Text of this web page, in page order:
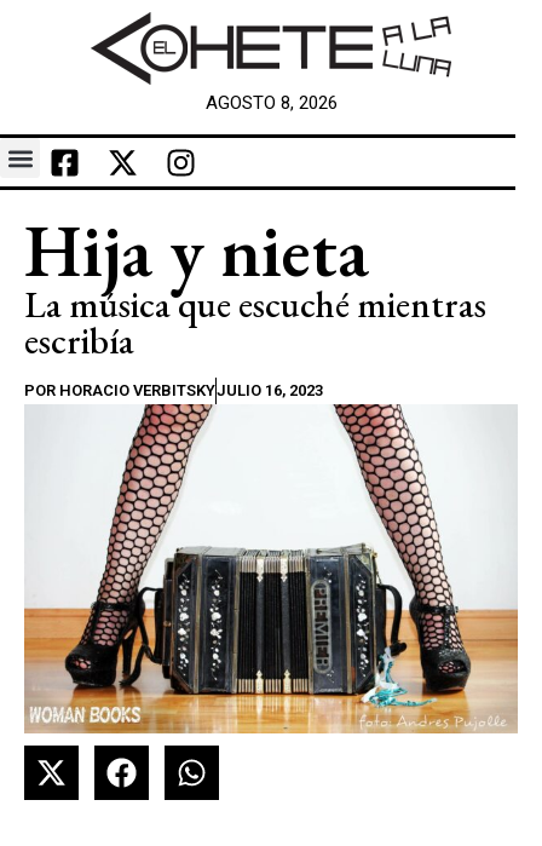
AGOSTO 8, 2026
Hija y nieta
La música que escuché mientras
escribía
POR HORACIO VERBITSKYJULIO 16, 2023